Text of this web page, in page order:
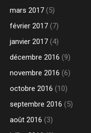
mars 2017 (5)
février 2017 (7)
janvier 2017 (4)
décembre 2016 (9)
novembre 2016 (6)
octobre 2016 (10)
septembre 2016 (5)
août 2016 (3)